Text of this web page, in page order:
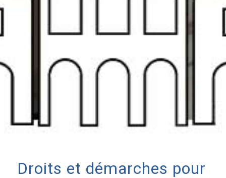
Droits et démarches pour